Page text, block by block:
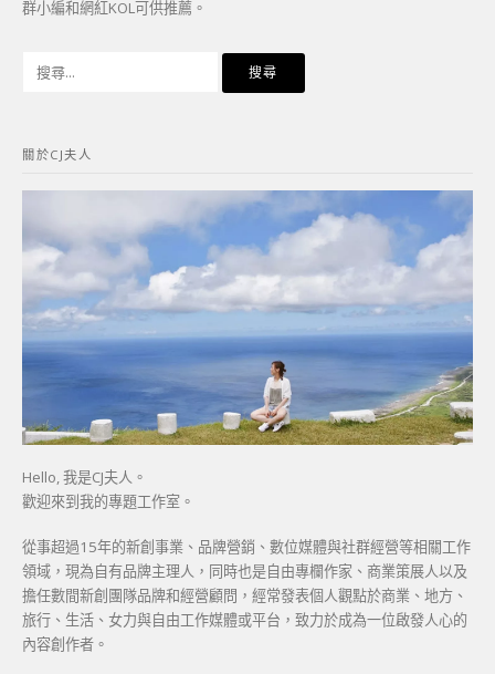
群小編和網紅KOL可供推薦。
字:
關於CJ夫人
Hello, 我是CJ夫人。
歡迎來到我的專題工作室。
從事超過15年的新創事業、品牌營銷、數位媒體與社群經營等相關工作
領域，現為自有品牌主理人，同時也是自由專欄作家、商業策展人以及
擔任數間新創團隊品牌和經營顧問，經常發表個人觀點於商業、地方、
旅行、生活、女力與自由工作媒體或平台，致力於成為一位啟發人心的
內容創作者。